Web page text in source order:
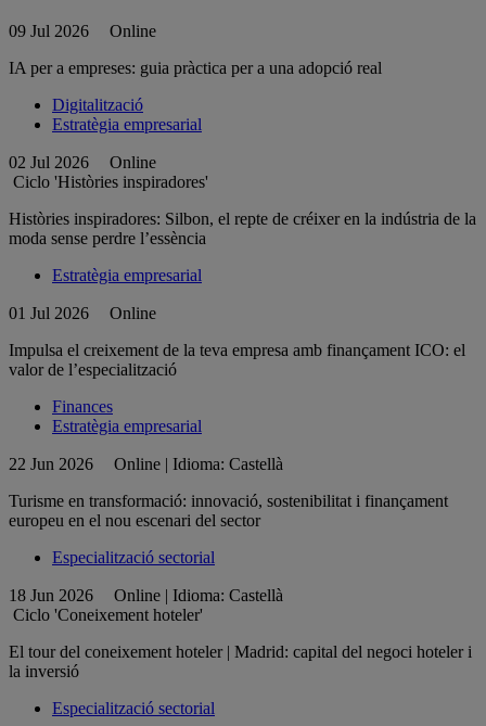
09 Jul 2026
Online
IA per a empreses: guia pràctica per a una adopció real
Digitalització
Estratègia empresarial
02 Jul 2026
Online
Ciclo 'Històries inspiradores'
Històries inspiradores: Silbon, el repte de créixer en la indústria de la
moda sense perdre l’essència
Estratègia empresarial
01 Jul 2026
Online
Impulsa el creixement de la teva empresa amb finançament ICO: el
valor de l’especialització
Finances
Estratègia empresarial
22 Jun 2026
Online | Idioma: Castellà
Turisme en transformació: innovació, sostenibilitat i finançament
europeu en el nou escenari del sector
Especialització sectorial
18 Jun 2026
Online | Idioma: Castellà
Ciclo 'Coneixement hoteler'
El tour del coneixement hoteler | Madrid: capital del negoci hoteler i
la inversió
Especialització sectorial